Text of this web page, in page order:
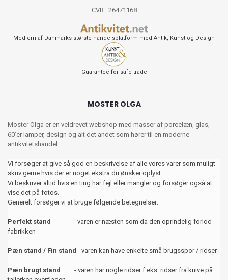
CVR : 26471168
Medlem af Danmarks største handelsplatform med Antik, Kunst og Design
Guarantee for safe trade
MOSTER OLGA
Moster Olga er en veldrevet webshop med masser af porcelæn, glas,
60’er lamper, design og alt det andet som hører til en moderne
antikvitetshandel.
Vi forsøger at give så god en beskrivelse af alle vores varer som muligt -
skriv gerne hvis der er noget ekstra du ønsker oplyst.
Vi beskriver altid hvis en ting har fejl eller mangler og forsøger også at
vise det på fotos.
Generelt forsøger vi at bruge følgende betegnelser:
Perfekt stand - varen er næsten som da den oprindelig forlod
fabrikken
Pæn stand / Fin stand - varen kan have enkelte små brugsspor / ridser
Pæn brugt stand
- varen har nogle ridser f.eks. ridser fra knive på